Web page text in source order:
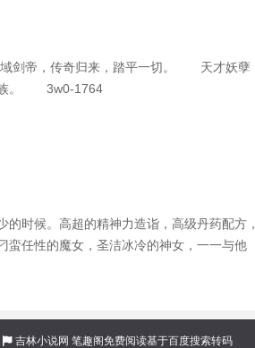
剑帝，传奇归来，踏平一切。 天才妖
族。 3w0-1764
的时候。高超的精神力造诣，高级丹药配
蛮任性的魔女，圣洁冰冷的神女，一一与他
吉林小说网 笔趣阁免费阅读基于百度搜索转码